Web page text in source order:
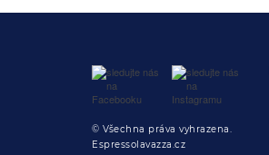
© Všechna práva vyhrazena.
Espressolavazza.cz